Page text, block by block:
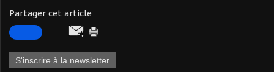
Partager cet article
S'inscrire à la newsletter